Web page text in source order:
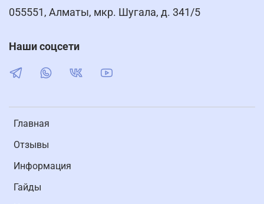
Главная
Отзывы
Информация
Гайды
055551, Алматы, мкр. Шугала, д. 341/5
Наши соцсети